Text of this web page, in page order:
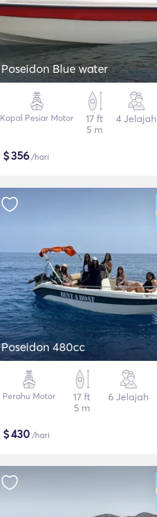
Poseidon Blue water
Kapal Pesiar Motor
17 ft
5 m
4 Jelajah
$356/hari
Poseidon 480cc
Perahu Motor
17 ft
5 m
6 Jelajah
$430 /hari